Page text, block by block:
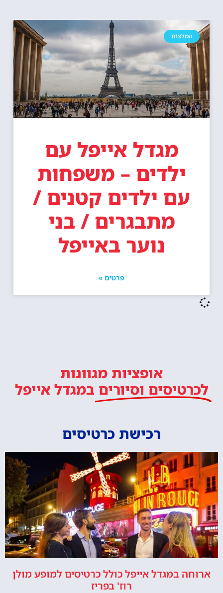
המלצות
מגדל אייפל עם
ילדים – משפחות
עם ילדים קטנים /
מתבגרים / בני
נוער באייפל
פרטים »
אופציות מגוונות
לכרטיסים וסיורים במגדל אייפל
רכישת כרטיסים
ארוחה במגדל אייפל כולל כרטיסים למופע מולן
רוז' בפריז